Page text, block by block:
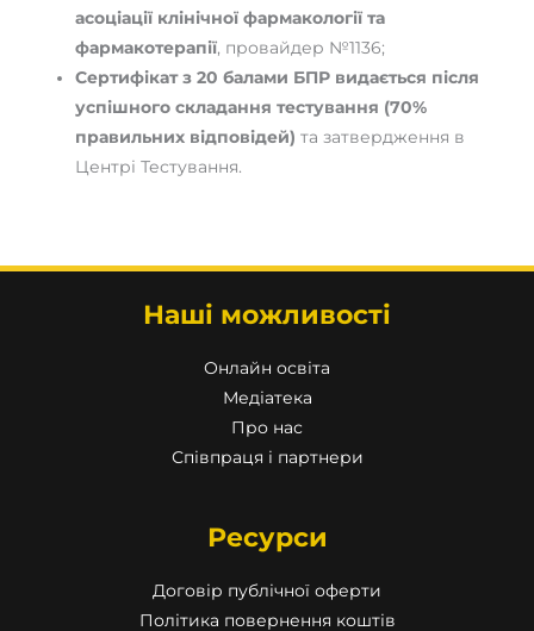
асоціації клінічної фармакології та
фармакотерапії, провайдер №1136;
Сертифікат з 20 балами БПР видається після
успішного складання тестування (70%
правильних відповідей) та затвердження в
Центрі Тестування.
Наші можливості
Онлайн освіта
Медіатека
Про нас
Співпраця і партнери
Ресурси
Договір публічної оферти
Політика повернення коштів